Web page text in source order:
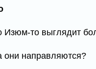
Изюм-то выглядит
они направляются?